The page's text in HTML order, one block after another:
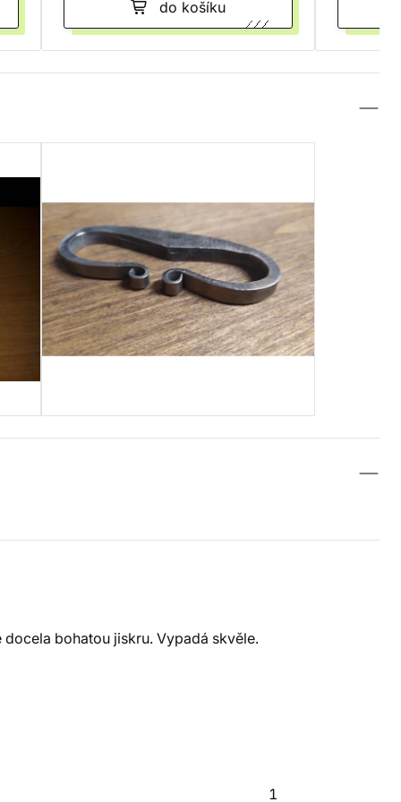
do košíku
bohatou jiskru. Vypadá skvěle.
1